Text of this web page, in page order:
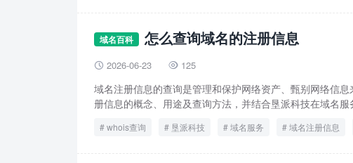
域名百科 怎么查询域名的注册信息
 2026-06-23  125
域名注册信息的查询是管理和保护网络资产、甄别网络信
册信息的概念、用途及查询方法，并结合垦派科技在域名
whois查询 垦派科技 域名服务 域名注册信息